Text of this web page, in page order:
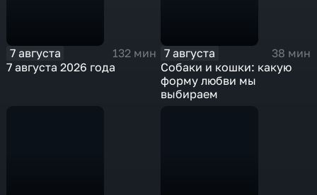
7 августа
132 мин
7 августа 2026 года
7 августа
38 мин
Собаки и кошки: какую
форму любви мы
выбираем